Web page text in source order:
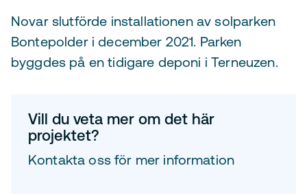
Novar slutförde installationen av solparken
Bontepolder i december 2021. Parken
byggdes på en tidigare deponi i Terneuzen.
Vill du veta mer om det här
projektet?
Kontakta oss för mer information